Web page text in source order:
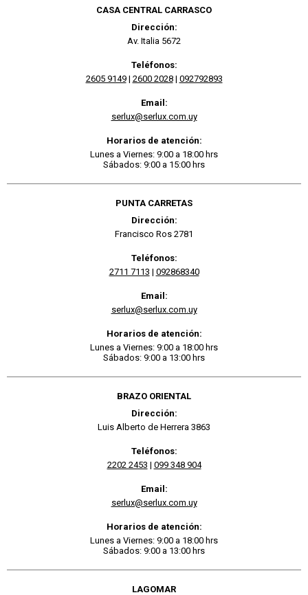
CASA CENTRAL CARRASCO
Dirección:
Av. Italia 5672
Teléfonos:
2605 9149| 2600 2028| 092792893
Email:
serlux@serlux.com.uy
Horarios de atención:
Lunes a Viernes: 9:00 a 18:00 hrs
Sábados: 9:00 a 15:00 hrs
PUNTA CARRETAS
Dirección:
Francisco Ros 2781
Teléfonos:
2711 7113 | 092868340
Email:
serlux@serlux.com.uy
Horarios de atención:
Lunes a Viernes: 9:00 a 18:00 hrs
Sábados: 9:00 a 13:00 hrs
BRAZO ORIENTAL
Dirección:
Luis Alberto de Herrera 3863
Teléfonos:
2202 2453 | 099 348 904
Email:
serlux@serlux.com.uy
Horarios de atención:
Lunes a Viernes: 9:00 a 18:00 hrs
Sábados: 9:00 a 13:00 hrs
LAGOMAR